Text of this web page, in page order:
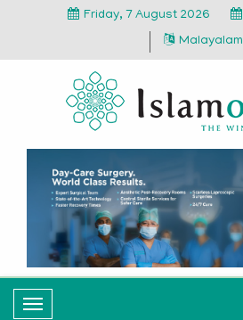
Friday, 7 August 2026
Malayalam
T